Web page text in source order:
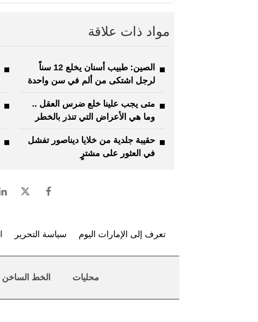
مواد ذات علاقة
الصين: طبيب أسنان يخلع 12 سناً
لرجل اشتكى من ألم في سن واحدة
متى يجب علينا خلع ضرس العقل ..
وما هي الأعراض التي تنذر بالخطر
حقيبة جلدية من خلايا ديناصور تفشل
في العثور على مشترٍ
تعرف إلى الإمارات اليوم سياسة التحرير
محليات الخط الساخن